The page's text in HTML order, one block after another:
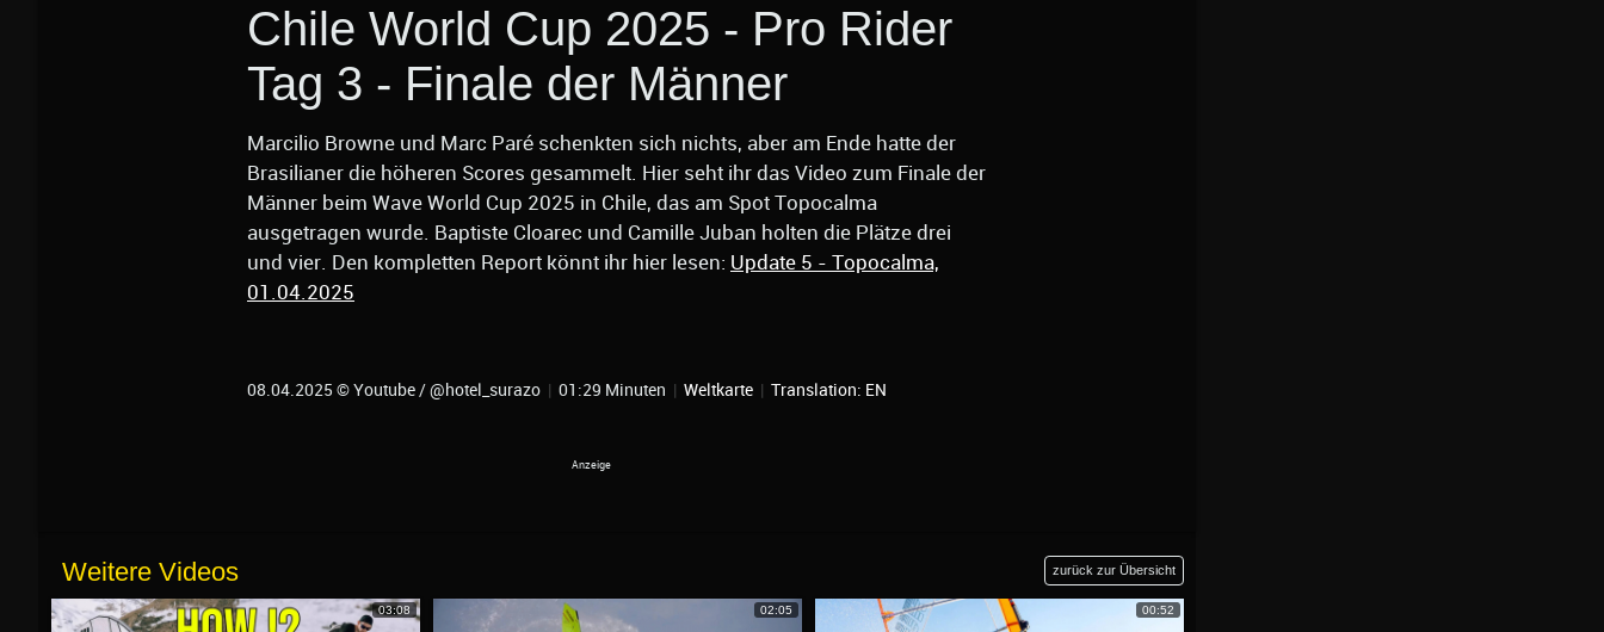
Chile World Cup 2025 - Pro Rider
Tag 3 - Finale der Männer
Marcilio Browne und Marc Paré schenkten sich nichts, aber am Ende hatte der
Brasilianer die höheren Scores gesammelt. Hier seht ihr das Video zum Finale der
Männer beim Wave World Cup 2025 in Chile, das am Spot Topocalma
ausgetragen wurde. Baptiste Cloarec und Camille Juban holten die Plätze drei
und vier. Den kompletten Report könnt ihr hier lesen: Update 5 - Topocalma,
01.04.2025
08.04.2025 © Youtube / @hotel_surazo | 01:29 Minuten | Weltkarte | Translation: EN
Weitere Videos zurück zur Übersicht
03:08 02:05 00:52